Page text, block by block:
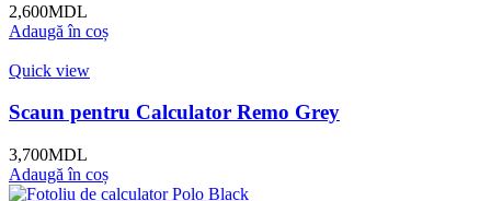
2,600MDL
Adaugă în coș
Quick view
Scaun pentru Calculator Remo Grey
3,700MDL
Adaugă în coș